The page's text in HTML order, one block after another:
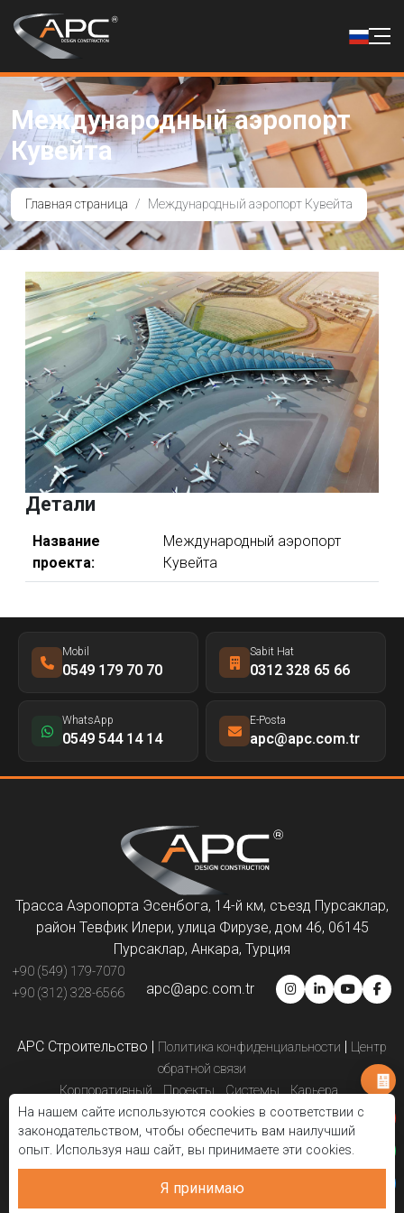
Международный аэропорт
Кувейта
Главная страница Международный аэропорт Кувейта
Детали
Название
проекта:
Международный аэропорт
Кувейта
На нашем сайте используются cookies в соответствии с
законодательством, чтобы обеспечить вам наилучший
опыт. Используя наш сайт, вы принимаете эти cookies.
Я принимаю
Mobil
0549 179 70 70
Sabit Hat
0312 328 65 66
WhatsApp
0549 544 14 14
E-Posta
apc@apc.com.tr
Трасса Аэропорта Эсенбога, 14-й км, съезд Пурсаклар,
район Тевфик Илери, улица Фирузе, дом 46, 06145
Пурсаклар, Анкара, Турция
+90 (549) 179-7070
+90 (312) 328-6566
apc@apc.com.tr
APC Строительство Политика конфиденциальности
Центр
обратной связи
Корпоративный
Проекты Системы
Карьера
Партнёры по решениям
Презентации
Свяжитесь с нами
Электронный каталог
Блог